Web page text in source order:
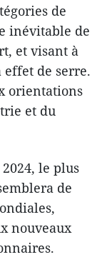
de
inévitable de
et visant à
effet de serre.
orientations
et du
le plus
de
nouveaux